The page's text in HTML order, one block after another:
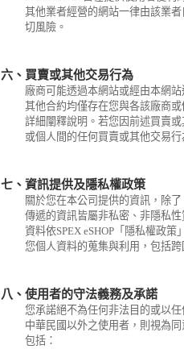
其他業者經營的網站一律由該業
切風險。
六、買賣或其他交易行為
廠商可能透過本網站或經由本網
其他合約均僅存在您與各該廠商
詳細闡釋說明。若您因前述買賣
或個人間的任何買賣或其他交易
七、資訊提供及隱私權政策
關於您在本公司提供的資訊，除
傳遞的資訊皆屬非私密、非隱私
資料依SPEX eSHOP「隱私權政
您個人資料的蒐集與利用，包括
八、使用者的守法義務及承諾
您承諾絕不為任何非法目的或以
中華民國以外之使用者，則視為
包括：